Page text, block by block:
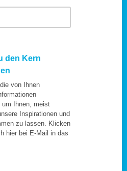
den Kern
von Ihnen
Ihnen, meist
Inspirationen und
zu lassen. Klicken
hier bei E-Mail in das